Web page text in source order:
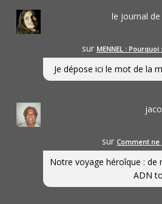
le journal
sur MENNEL : Pourquoi
Je dépose ici le mot de la
sur Comment ne
Notre voyage héroîque :
ADN